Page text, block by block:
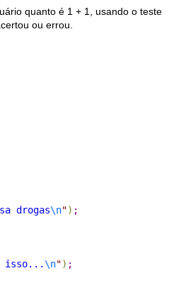
quanto é 1 + 1, usando o teste
ou errou.
drogas\n") ;
isso...\n") ;